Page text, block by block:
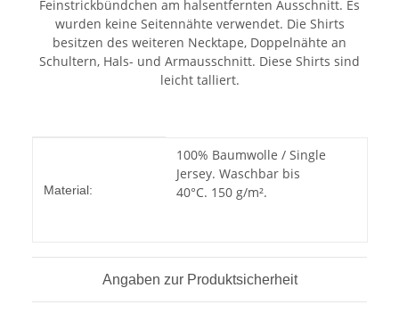
Feinstrickbündchen am halsentfernten Ausschnitt. Es
wurden keine Seitennähte verwendet. Die Shirts
besitzen des weiteren Necktape, Doppelnähte an
Schultern, Hals- und Armausschnitt. Diese Shirts sind
leicht talliert.
Material:
100% Baumwolle / Single
Jersey. Waschbar bis
40°C. 150 g/m².
Angaben zur Produktsicherheit